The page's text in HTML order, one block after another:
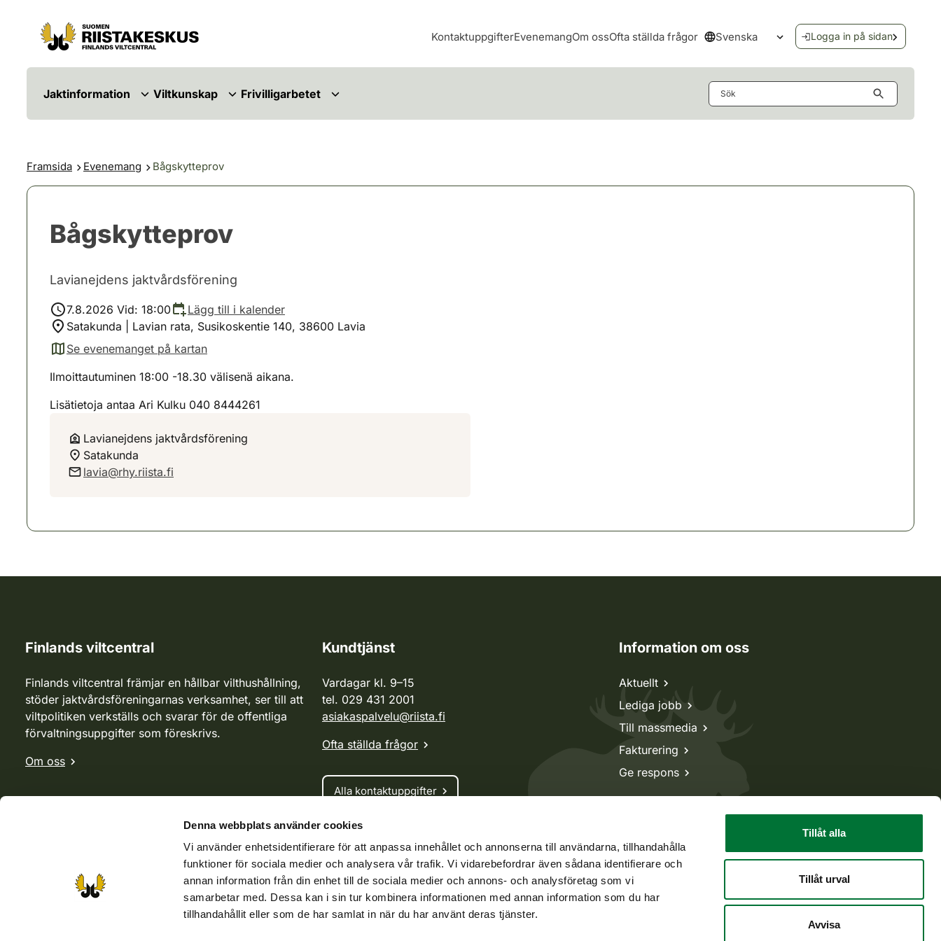
Denna webbplats använder cookies
Vi använder enhetsidentifierare för att anpassa innehållet och annonserna till användarna, tillhandahålla
funktioner för sociala medier och analysera vår trafik. Vi vidarebefordrar även sådana identifierare och
annan information från din enhet till de sociala medier och annons- och analysföretag som vi
samarbetar med. Dessa kan i sin tur kombinera informationen med annan information som du har
tillhandahållit eller som de har samlat in när du har använt deras tjänster.
Tillåt alla
Tillåt urval
Avvisa
Hoppa till innehåll
Gå till webbplatskartan
KontaktuppgifterEvenemangOm ossOfta ställda frågor Svenska
Öppna språkmenyn
Logga in på sidan
Jaktinformation Viltkunskap Frivilligarbetet
Framsida Evenemang Bågskytteprov
Bågskytteprov
Lavianejdens jaktvårdsförening
7.8.2026 Vid: 18:00
Lägg till i kalender
Satakunda | Lavian rata, Susikoskentie 140, 38600 Lavia
Se evenemanget på kartan
(avautuu uuteen välilehteen)
Ilmoittautuminen 18:00 -18.30 välisenä aikana.
Lisätietoja antaa Ari Kulku 040 8444261
Lavianejdens jaktvårdsförening
Satakunda
lavia@rhy.riista.fi
Finlands viltcentral
Finlands viltcentral främjar en hållbar vilthushållning,
stöder jaktvårdsföreningarnas verksamhet, ser till att
viltpolitiken verkställs och svarar för de offentliga
förvaltningsuppgifter som föreskrivs.
Om oss
Kundtjänst
Vardagar kl. 9–15
tel. 029 431 2001
asiakaspalvelu@riista.fi
Ofta ställda frågor
Alla kontaktuppgifter
Jaktkort
Oma riista -tjänsten
Ansökan om licenser och dispenser
Information om oss
Aktuellt
Lediga jobb
Till massmedia
Fakturering
Ge respons